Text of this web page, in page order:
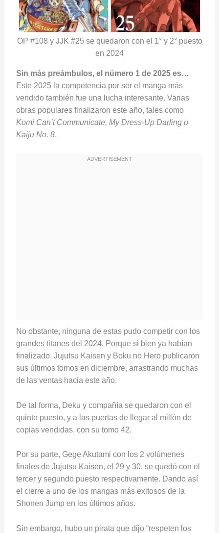
OP #108 y JJK #25 se quedaron con el 1° y 2° puesto
en 2024
Sin más preámbulos, el número 1 de 2025 es…
Este 2025 la competencia por ser el manga más
vendido también fue una lucha interesante. Varias
obras populares finalizaron este año, tales como
Komi Can’t Communicate, My Dress‑Up Darling o
Kaiju No. 8.
No obstante, ninguna de estas pudo competir con los
grandes titanes del 2024. Porque si bien ya habían
finalizado, Jujutsu Kaisen y Boku no Hero publicaron
sus últimos tomos en diciembre, arrastrando muchas
de las ventas hacia este año.
De tal forma, Deku y compañía se quedaron con el
quinto puesto, y a las puertas de llegar al millón de
copias vendidas, con su tomo 42.
Por su parte, Gege Akutami con los 2 volúmenes
finales de Jujutsu Kaisen, el 29 y 30, se quedó con el
tercer y segundo puesto respectivamente. Dando así
el cierre a uno de los mangas más exitosos de la
Shonen Jump en los últimos años.
Sin embargo, hubo un pirata que dijo “respeten los